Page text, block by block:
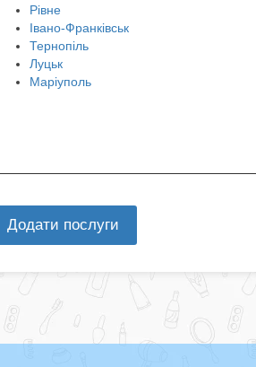
Рівне
Івано-Франківськ
Тернопіль
Луцьк
Маріуполь
Додати послуги